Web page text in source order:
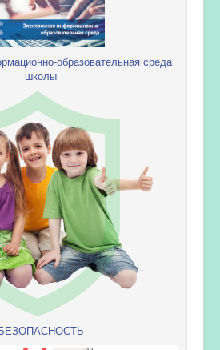
образовательная среда
школы